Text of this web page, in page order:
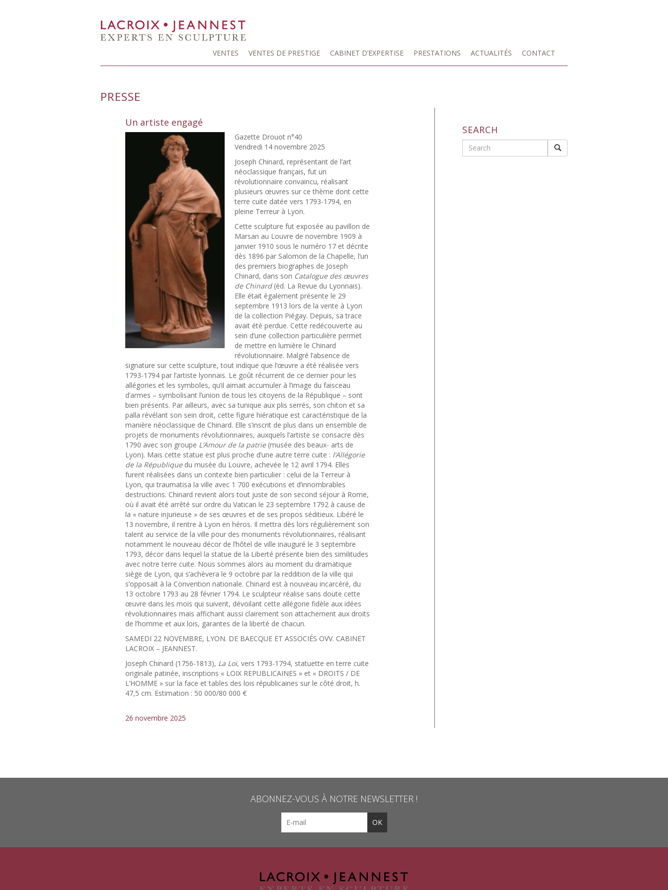
VENTES VENTES DE PRESTIGE CABINET D’EXPERTISE PRESTATIONS ACTUALITÉS CONTACT
PRESSE
Un artiste engagé
Gazette Drouot n°40
Vendredi 14 novembre 2025
Joseph Chinard, représentant de l’art
néoclassique français, fut un
révolutionnaire convaincu, réalisant
plusieurs œuvres sur ce thème dont cette
terre cuite datée vers 1793-1794, en
pleine Terreur à Lyon.
Cette sculpture fut exposée au pavillon de
Marsan au Louvre de novembre 1909 à
janvier 1910 sous le numéro 17 et décrite
dès 1896 par Salomon de la Chapelle, l’un
des premiers biographes de Joseph
Chinard, dans son Catalogue des œuvres
de Chinard(éd. La Revue du Lyonnais).
Elle était également présente le 29
septembre 1913 lors de la vente à Lyon
de la collection Piégay. Depuis, sa trace
avait été perdue. Cette redécouverte au
sein d’une collection particulière permet
de mettre en lumière le Chinard
révolutionnaire. Malgré l’absence de
signature sur cette sculpture, tout indique que l’œuvre a été réalisée vers
1793-1794 par l’artiste lyonnais. Le goût récurrent de ce dernier pour les
allégories et les symboles, qu’il aimait accumuler à l’image du faisceau
d’armes – symbolisant l’union de tous les citoyens de la République – sont
bien présents. Par ailleurs, avec sa tunique aux plis serrés, son chiton et sa
palla révélant son sein droit, cette figure hiératique est caractéristique de la
manière néoclassique de Chinard. Elle s’inscrit de plus dans un ensemble de
projets de monuments révolutionnaires, auxquels l’artiste se consacre dès
1790 avec son groupe L’Amour de la patrie(musée des beaux- arts de
Lyon). Mais cette statue est plus proche d’une autre terre cuite : l’Allégorie
de la Républiquedu musée du Louvre, achevée le 12 avril 1794. Elles
furent réalisées dans un contexte bien particulier : celui de la Terreur à
Lyon, qui traumatisa la ville avec 1 700 exécutions et d’innombrables
destructions. Chinard revient alors tout juste de son second séjour à Rome,
où il avait été arrêté sur ordre du Vatican le 23 septembre 1792 à cause de
la « nature injurieuse » de ses œuvres et de ses propos séditieux. Libéré le
13 novembre, il rentre à Lyon en héros. Il mettra dès lors régulièrement son
talent au service de la ville pour des monuments révolutionnaires, réalisant
notamment le nouveau décor de l’hôtel de ville inauguré le 3 septembre
1793, décor dans lequel la statue de la Liberté présente bien des similitudes
avec notre terre cuite. Nous sommes alors au moment du dramatique
siège de Lyon, qui s’achèvera le 9 octobre par la reddition de la ville qui
s’opposait à la Convention nationale. Chinard est à nouveau incarcéré, du
13 octobre 1793 au 28 février 1794. Le sculpteur réalise sans doute cette
œuvre dans les mois qui suivent, dévoilant cette allégorie fidèle aux idées
révolutionnaires mais affichant aussi clairement son attachement aux droits
de l’homme et aux lois, garantes de la liberté de chacun.
SAMEDI 22 NOVEMBRE, LYON. DE BAECQUE ET ASSOCIÉS OVV. CABINET
LACROIX – JEANNEST.
Joseph Chinard (1756-1813), La Loi, vers 1793-1794, statuette en terre cuite
originale patinée, inscriptions « LOIX REPUBLICAINES » et « DROITS / DE
L’HOMME » sur la face et tables des lois républicaines sur le côté droit, h.
47,5 cm. Estimation : 50 000/80 000 €
26 novembre 2025
SEARCH
Search
ABONNEZ-VOUS À NOTRE NEWSLETTER !